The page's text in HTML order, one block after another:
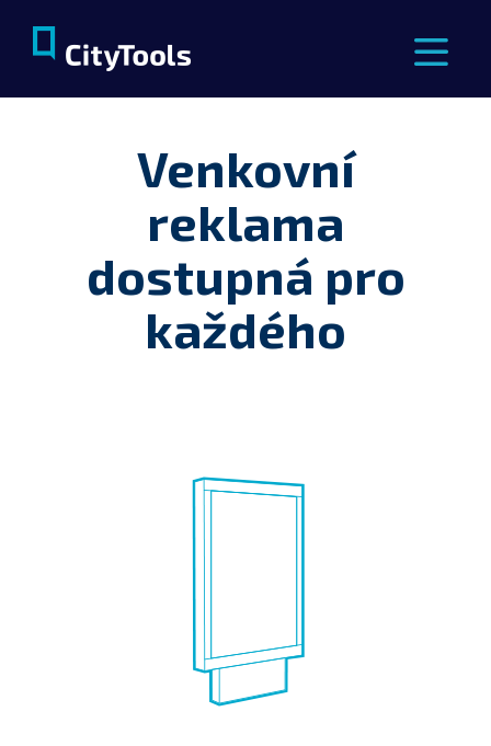
Venkovní
reklama
dostupná pro
každého